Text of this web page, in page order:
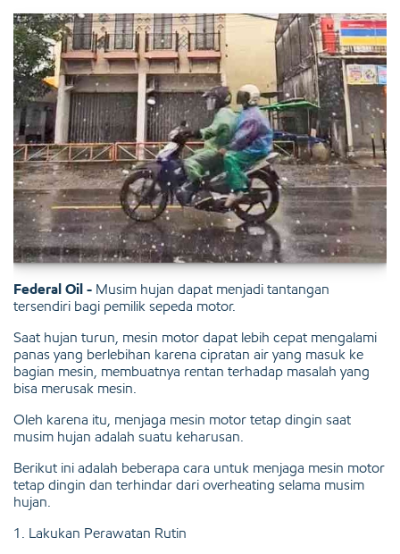
Federal Oil - Musim hujan dapat menjadi tantangan
tersendiri bagi pemilik sepeda motor.
Saat hujan turun, mesin motor dapat lebih cepat mengalami
panas yang berlebihan karena cipratan air yang masuk ke
bagian mesin, membuatnya rentan terhadap masalah yang
bisa merusak mesin.
Oleh karena itu, menjaga mesin motor tetap dingin saat
musim hujan adalah suatu keharusan.
Berikut ini adalah beberapa cara untuk menjaga mesin motor
tetap dingin dan terhindar dari overheating selama musim
hujan.
1. Lakukan Perawatan Rutin